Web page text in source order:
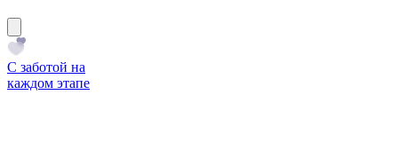
С заботой на
каждом этапе